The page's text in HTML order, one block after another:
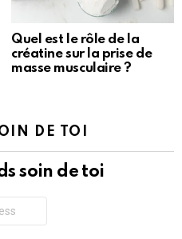
Quel est le rôle de la
créatine sur la prise de
masse musculaire ?
DE TOI
soin de toi